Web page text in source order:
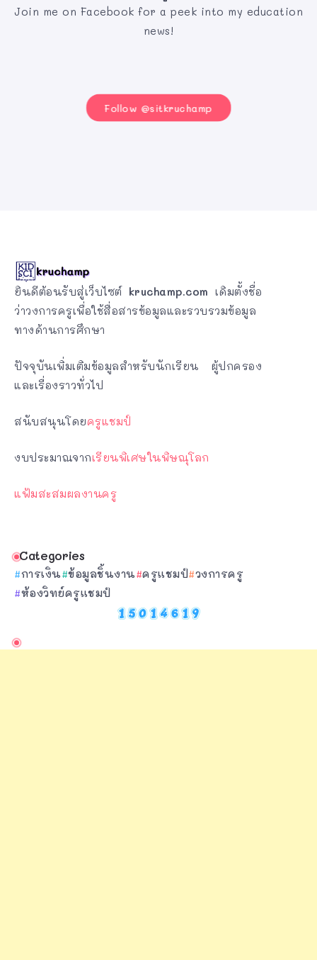
Join me on Facebook for a peek into my education
news!
Follow @sitkruchamp
ยินดีต้อนรับสู่เว็บไซต์ kruchamp.com เดิมตั้งชื่อ
ว่าวงการครูเพื่อใช้สื่อสารข้อมูลและรวบรวมข้อมูล
ทางด้านการศึกษา
ปัจจุบันเพิ่มเติมข้อมูลสำหรับนักเรียน ผู้ปกครอง
และเรื่องราวทั่วไป
สนับสนุนโดยครูแชมป์
งบประมาณจากเรียนพิเศษในพิษณุโลก
แฟ้มสะสมผลงานครู
Categories
การเงิน ข้อมูลชิ้นงาน ครูแชมป์ วงการครู
ห้องวิทย์ครูแชมป์